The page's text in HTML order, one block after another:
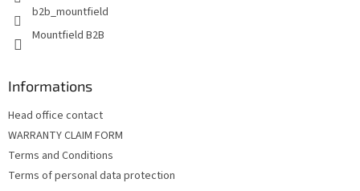
b2b_mountfield
Mountfield B2B
Informations
Head office contact
WARRANTY CLAIM FORM
Terms and Conditions
Terms of personal data protection